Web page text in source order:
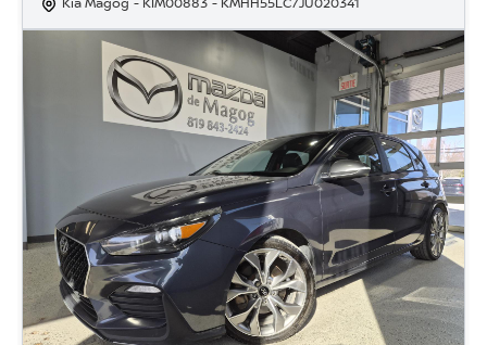
Kia Magog - KIM00883 - KMHH55LC7JU020341